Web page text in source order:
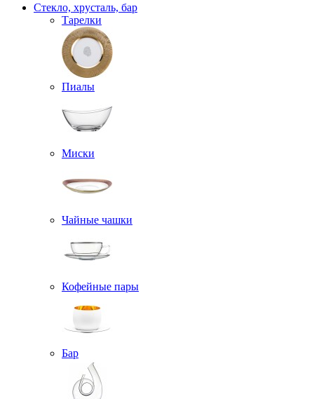
Стекло, хрусталь, бар
Тарелки
Пиалы
Миски
Чайные чашки
Кофейные пары
Бар